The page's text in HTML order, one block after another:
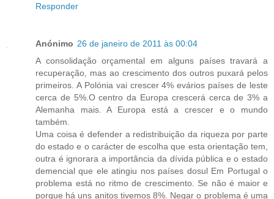
Responder
Anónimo 26 de janeiro de 2011 às 00:04
A consolidação orçamental em alguns países travará a
recuperação, mas ao crescimento dos outros puxará pelos
primeiros. A Polónia vai crescer 4% evários países de leste
cerca de 5%.O centro da Europa crescerá cerca de 3% a
Alemanha mais. A Europa está a crescer e o mundo
também.
Uma coisa é defender a redistribuição da riqueza por parte
do estado e o carácter de escolha que esta orientação tem,
outra é ignorara a importância da dívida pública e o estado
demencial que ele atingiu nos países dosul Em Portugal o
problema está no ritmo de crescimento. Se não é maior e
porque há uns anitos tivemos 8%. Negar o problema é uma